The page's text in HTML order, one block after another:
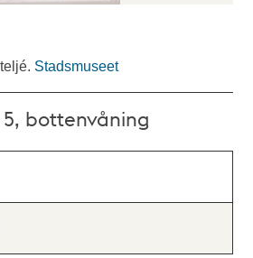
Stadsmuseet
bottenvåning